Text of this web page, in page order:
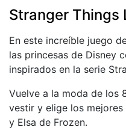
Stranger Things
En este increíble juego
las princesas de Disney
inspirados en la serie
Vuelve a la moda de los
vestir y elige los mejores
y Elsa de Frozen.